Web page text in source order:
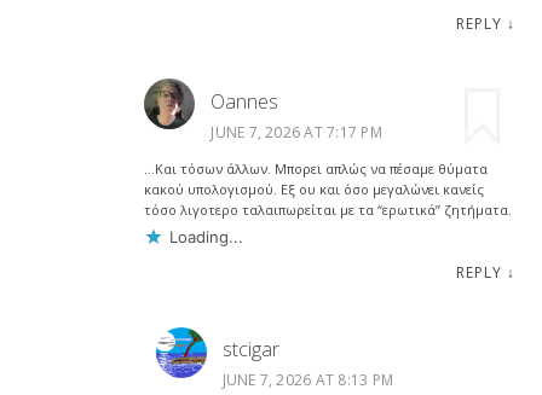
REPLY ↓
Oannes
JUNE 7, 2026 AT 7:17 PM
…Και τόσων άλλων. Μπορει απλώς να πέσαμε θύματα
κακού υπολογισμού. Εξ ου και όσο μεγαλώνει κανείς
τόσο λιγοτερο ταλαιπωρείται με τα “ερωτικά” ζητήματα.
Loading...
REPLY ↓
stcigar
JUNE 7, 2026 AT 8:13 PM